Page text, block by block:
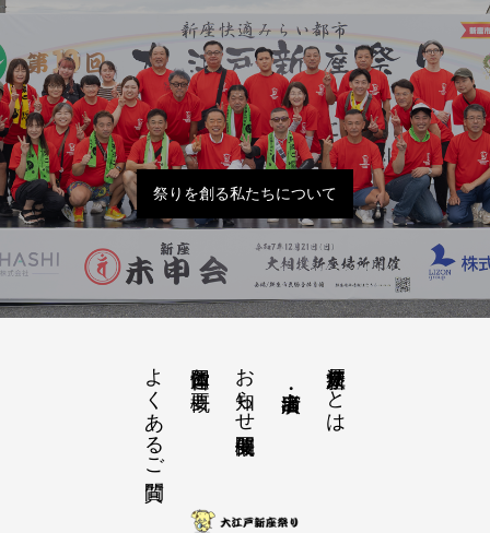
祭りを創る私たちについて
大江戸新座祭りとは
お知らせ開催概要
運営団体と概要
よくあるご質問